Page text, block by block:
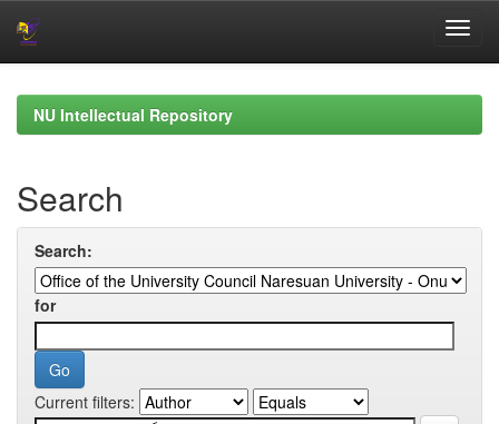
navigationNU Intellectual Repository
Search
Search:
for
Current filters: